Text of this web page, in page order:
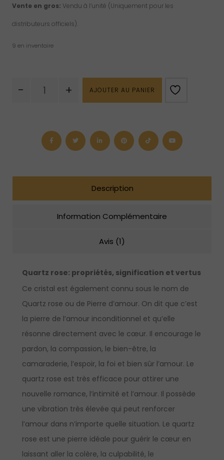
Vente en gros: Vendu à l’unité (Uniquement pour les
distributeurs officiels).
9 en inventaire
-
de
+ AJOUTER AU PANIER
Description
Information Complémentaire
Avis (1)
Quartz rose: propriétés, signification et vertus
Ce cristal est également connu sous le nom de
Quartz rose ou de Pierre d’amour. On dit que c’est
la pierre de l’amour inconditionnel et qu’elle
résonne directement avec le cœur. Il encourage le
pardon, la compassion, le bien-être, la
camaraderie, l’espoir, la foi et bien sûr l’amour. Le
quartz rose est très efficace pour attirer une
nouvelle romance, l’intimité et l’amour. Il possède
une vibration très élevée qui peut renforcer
l’amour dans n’importe quelle situation. Le quartz
rose est une pierre idéale pour guérir le cœur en
laissant aller la colère, la culpabilité, le